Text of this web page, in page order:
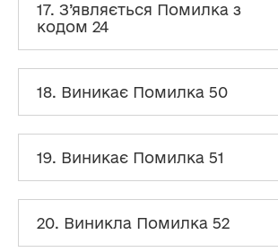
17. З’являється Помилка з
кодом 24
18. Виникає Помилка 50
19. Виникає Помилка 51
20. Виникла Помилка 52